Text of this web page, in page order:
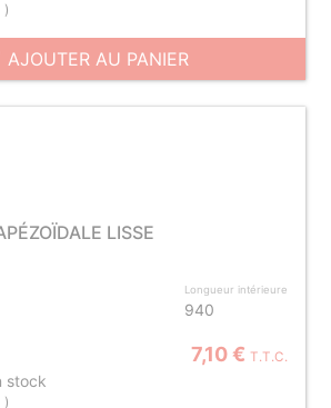
)
AJOUTER AU PANIER
LISSE
Longueur intérieure
940
7,10 € T.T.C.
stock
)